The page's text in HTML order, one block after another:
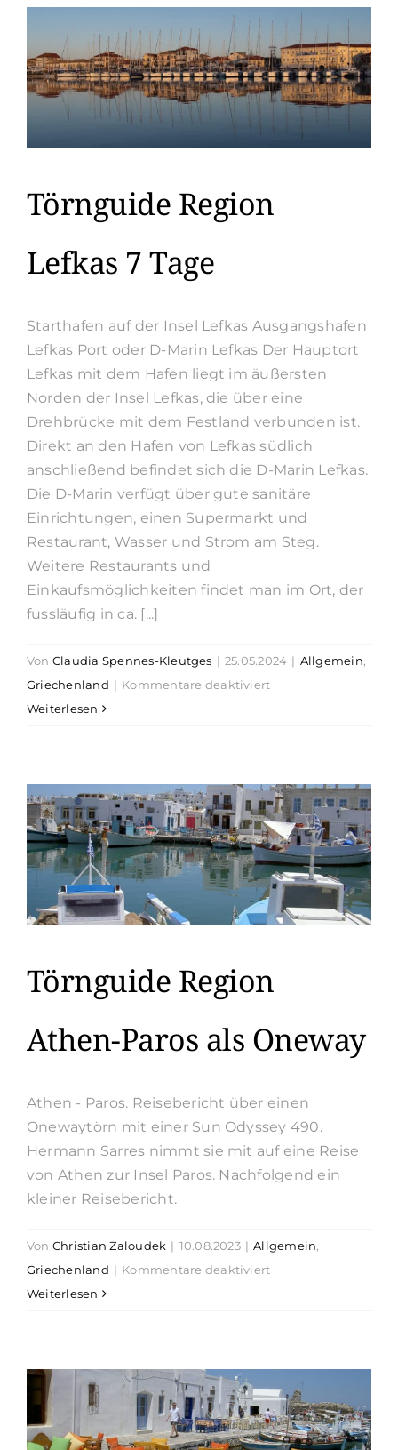
Törnguide Region
Lefkas 7 Tage
Starthafen auf der Insel Lefkas Ausgangshafen
Lefkas Port oder D-Marin Lefkas Der Hauptort
Lefkas mit dem Hafen liegt im äußersten
Norden der Insel Lefkas, die über eine
Drehbrücke mit dem Festland verbunden ist.
Direkt an den Hafen von Lefkas südlich
anschließend befindet sich die D-Marin Lefkas.
Die D-Marin verfügt über gute sanitäre
Einrichtungen, einen Supermarkt und
Restaurant, Wasser und Strom am Steg.
Weitere Restaurants und
Einkaufsmöglichkeiten findet man im Ort, der
fussläufig in ca. [...]
Von Claudia Spennes-Kleutges | 25.05.2024 | Allgemein,
Griechenland | Kommentare deaktiviertfür
Tage
Weiterlesen
Törnguide Region
Athen-Paros als Oneway
Athen - Paros. Reisebericht über einen
Onewaytörn mit einer Sun Odyssey 490.
Hermann Sarres nimmt sie mit auf eine Reise
von Athen zur Insel Paros. Nachfolgend ein
kleiner Reisebericht.
Von Christian Zaloudek | 10.08.2023 | Allgemein,
Griechenland | Kommentare deaktiviertfür
als
Oneway
Weiterlesen